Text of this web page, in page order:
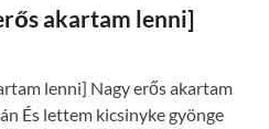
akartam lenni]
lenni] Nagy erős akartam
És lettem kicsinyke gyönge